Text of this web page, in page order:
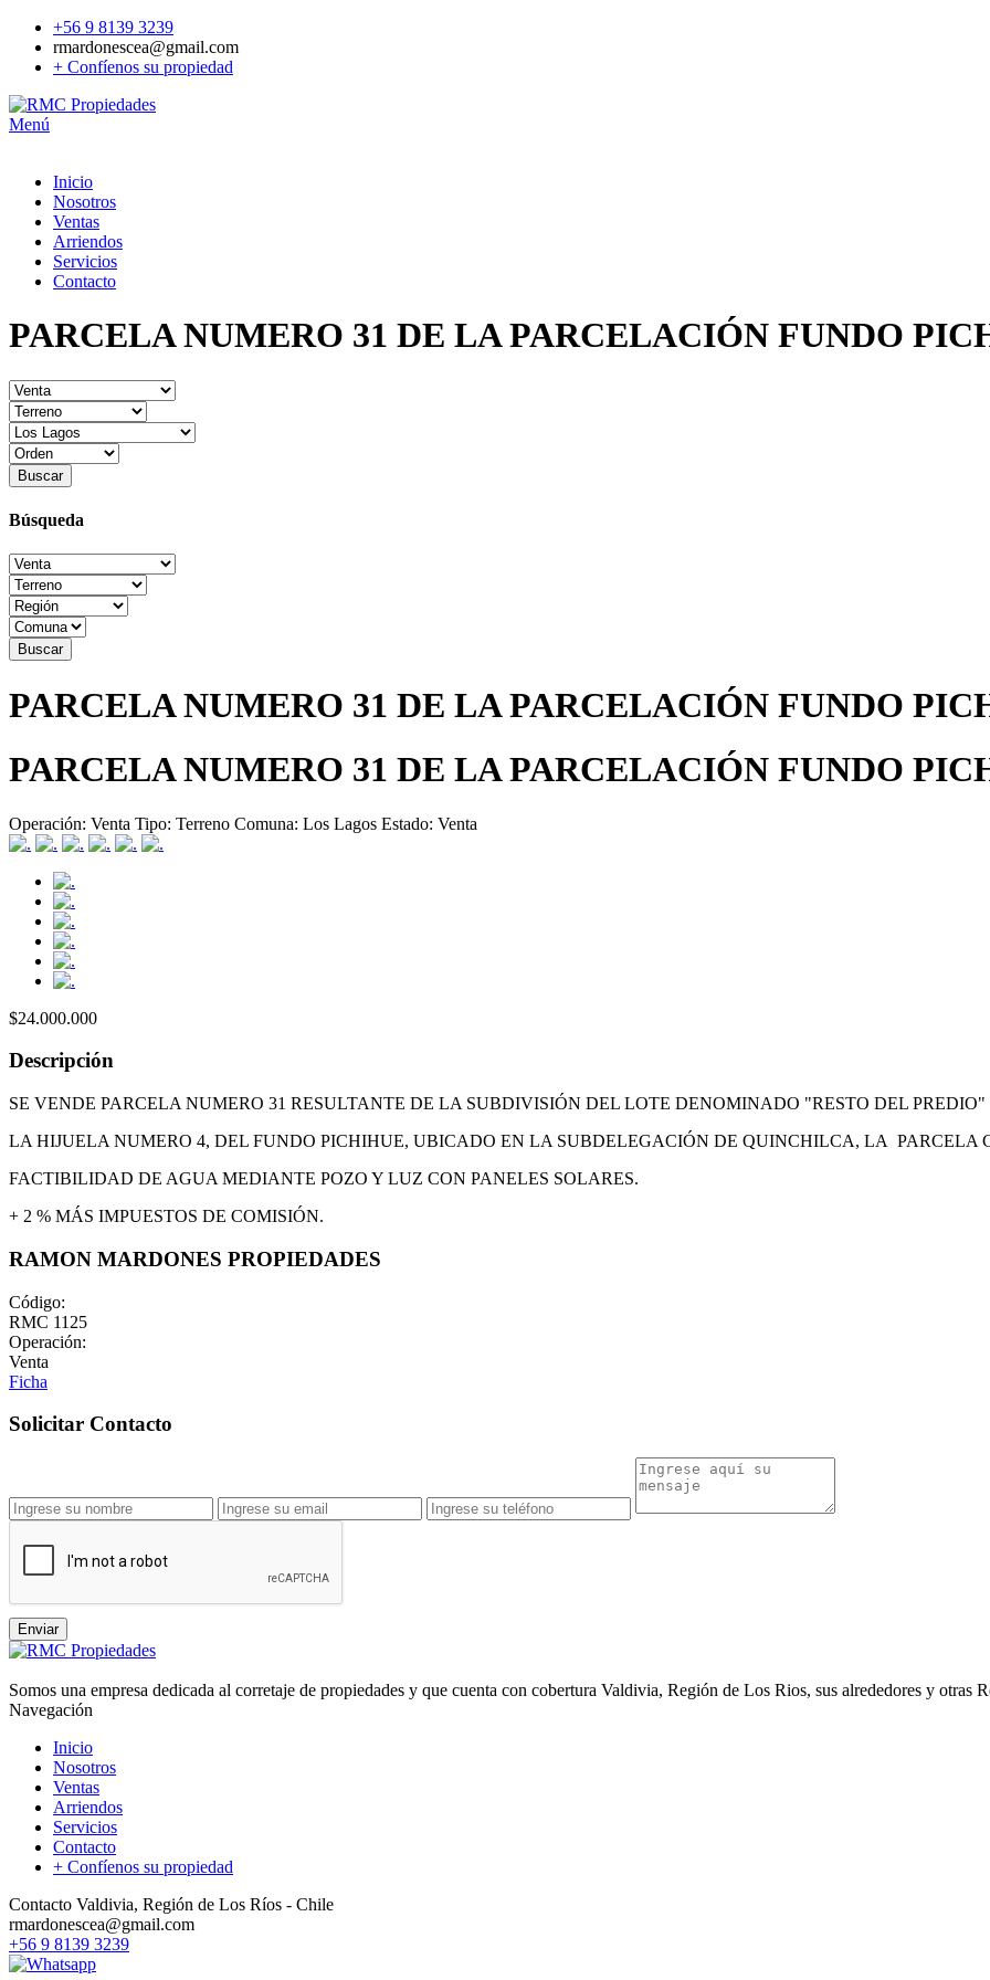
+56 9 8139 3239
rmardonescea@gmail.com
+ Confíenos su propiedad
Menú
Inicio
Nosotros
Ventas
Arriendos
Servicios
Contacto
PARCELA NUMERO 31 DE LA PARCELACIÓN FUNDO
Búsqueda
PARCELA NUMERO 31 DE LA PARCELACIÓN FUNDO
PARCELA NUMERO 31 DE LA PARCELACIÓN FUNDO
Operación: Venta Tipo: Terreno Comuna: Los Lagos Estado: Venta
$24.000.000
Descripción
SE VENDE PARCELA NUMERO 31 RESULTANTE DE LA SUBDIVISIÓN DEL LOTE DENOMINADO "RESTO DEL PREDIO"
LA HIJUELA NUMERO 4, DEL FUNDO PICHIHUE, UBICADO EN LA SUBDELEGACIÓN DE QUINCHILCA, LA PARCELA
FACTIBILIDAD DE AGUA MEDIANTE POZO Y LUZ CON PANELES SOLARES.
+ 2 % MÁS IMPUESTOS DE COMISIÓN.
RAMON MARDONES PROPIEDADES
Código:
RMC 1125
Operación:
Venta
Ficha
Solicitar Contacto
Somos una empresa dedicada al corretaje de propiedades y que cuenta con cobertura Valdivia, Región de Los Rios, sus alrededores y otras
Navegación
Inicio
Nosotros
Ventas
Arriendos
Servicios
Contacto
+ Confíenos su propiedad
Contacto Valdivia, Región de Los Ríos - Chile
+56 9 8139 3239